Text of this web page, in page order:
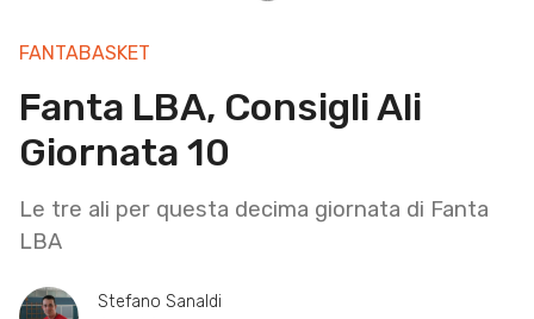
FANTABASKET
Fanta LBA, Consigli Ali
Giornata 10
Le tre ali per questa decima giornata di Fanta
LBA
Stefano Sanaldi